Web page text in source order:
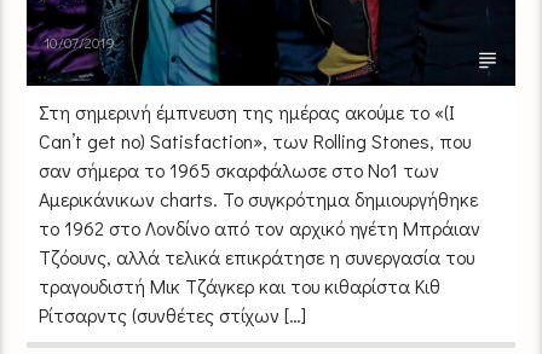
10/07/2019
Στη σημερινή έμπνευση της ημέρας ακούμε το «(I
Can’t get no) Satisfaction», των Rolling Stones, που
σαν σήμερα το 1965 σκαρφάλωσε στο Νο1 των
Αμερικάνικων charts. Το συγκρότημα δημιουργήθηκε
το 1962 στο Λονδίνο από τον αρχικό ηγέτη Μπράιαν
Τζόουνς, αλλά τελικά επικράτησε η συνεργασία του
τραγουδιστή Μικ Τζάγκερ και του κιθαρίστα Κιθ
Ρίτσαρντς (συνθέτες στίχων […]